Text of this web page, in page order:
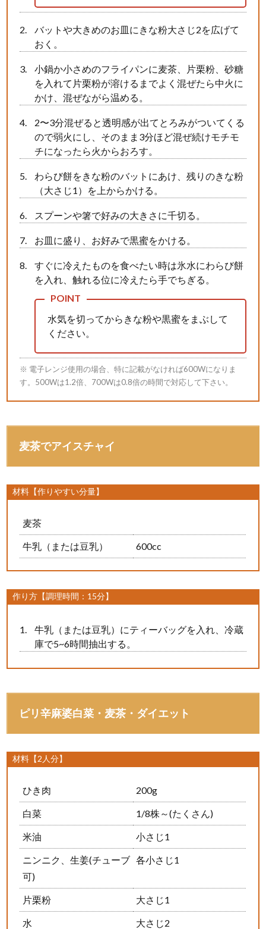
バットや大きめのお皿にきな粉大さじ2を広げて
おく。
小鍋か小さめのフライパンに麦茶、片栗粉、砂糖
を入れて片栗粉が溶けるまでよく混ぜたら中火に
かけ、混ぜながら温める。
2〜3分混ぜると透明感が出てとろみがついてくる
ので弱火にし、そのまま3分ほど混ぜ続けモチモ
チになったら火からおろす。
わらび餅をきな粉のバットにあけ、残りのきな粉
（大さじ1）を上からかける。
スプーンや箸で好みの大きさに千切る。
お皿に盛り、お好みで黒蜜をかける。
すぐに冷えたものを食べたい時は氷水にわらび餅
を入れ、触れる位に冷えたら手でちぎる。
水気を切ってからきな粉や黒蜜をまぶして
ください。
※ 電子レンジ使用の場合、特に記載がなければ600Wになりま
す。500Wは1.2倍、700Wは0.8倍の時間で対応して下さい。
麦茶でアイスチャイ
材料【作りやすい分量】
麦茶
牛乳（または豆乳） 600cc
作り方【調理時間：15分】
牛乳（または豆乳）にティーバッグを入れ、冷蔵
庫で5~6時間抽出する。
ピリ辛麻婆白菜・麦茶・ダイエット
材料【2人分】
ひき肉 200g
白菜 1/8株～(たくさん)
米油 小さじ1
ニンニク、生姜(チューブ
可)
各小さじ1
片栗粉 大さじ1
水 大さじ2